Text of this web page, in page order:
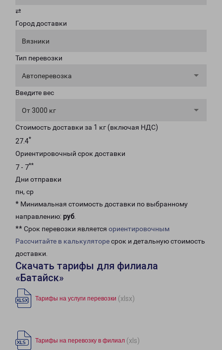
⇄
Город доставки
Вязники
Тип перевозки
Автоперевозка
Введите вес
От 3000 кг
Стоимость доставки за 1 кг (включая НДС)
27.4*
Ориентировочный срок доставки
7 - 7**
Дни отправки
пн, ср
* Минимальная стоимость доставки по выбранному
направлению: руб.
** Срок перевозки является ориентировочным
Рассчитайте в калькуляторесрок и детальную стоимость
доставки.
Скачать тарифы для филиала
«Батайск»
Тарифы на услуги перевозки (xlsx)
Тарифы на перевозку в филиал (xls)